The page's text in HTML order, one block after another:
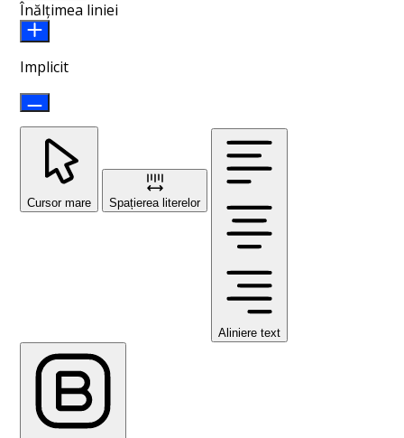
Înălțimea liniei
Implicit
Cursor mare Spațierea literelor
Aliniere text